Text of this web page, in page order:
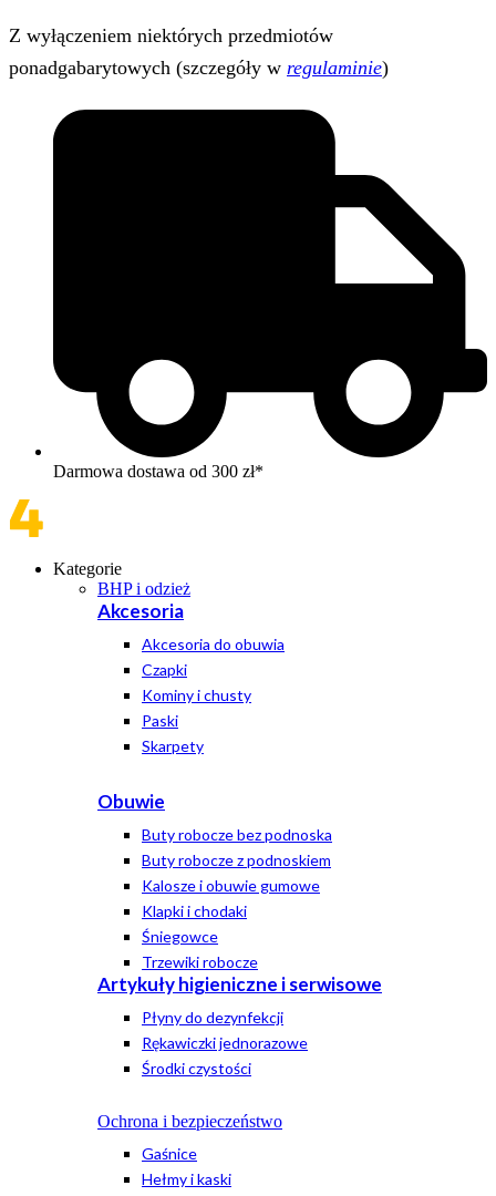
Z wyłączeniem niektórych przedmiotów
ponadgabarytowych (szczegóły w regulaminie)
Darmowa dostawa od 300 zł*
Kategorie
BHP i odzież
Akcesoria
Akcesoria do obuwia
Czapki
Kominy i chusty
Paski
Skarpety
Obuwie
Buty robocze bez podnoska
Buty robocze z podnoskiem
Kalosze i obuwie gumowe
Klapki i chodaki
Śniegowce
Trzewiki robocze
Artykuły higieniczne i serwisowe
Płyny do dezynfekcji
Rękawiczki jednorazowe
Środki czystości
Ochrona i bezpieczeństwo
Gaśnice
Hełmy i kaski